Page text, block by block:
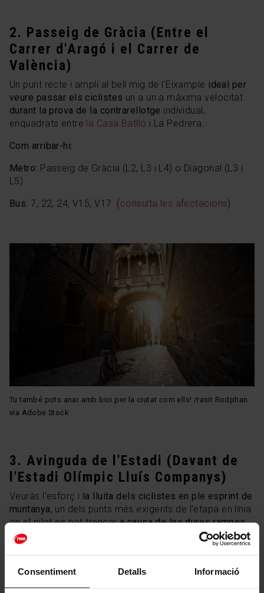
Consentiment Detalls Informació
2. Passeig de Gràcia (Entre el
Carrer d'Aragó i el Carrer de
València)
Un punt recte i ampli al bell mig de l'Eixample ideal per
veure passar els ciclistes un a un a màxima velocitat
durant la prova de la contrarellotge individual,
enquadrats entre la Casa Batlló i La Pedrera.
Com arribar-hi:
Metro: Passeig de Gràcia (L2, L3 i L4) o Diagonal (L3 i
L5)
Bus: 7, 22, 24, V15, V17 (consulta les afectacions).
Tu també pots anar amb bici per la ciutat com ells! /rasit Rodphan
via Adobe Stock
3. Avinguda de l'Estadi (Davant de
l'Estadi Olímpic Lluís Companys)
Veuràs l'esforç i la lluita dels ciclistes en ple esprint de
muntanya, un dels punts més exigents de l'etapa en línia
on el pilot es pot trencara causa de les dures rampes
de Montjuïc.